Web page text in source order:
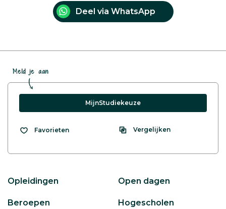
Deel via WhatsApp
Meld je aan
MijnStudiekeuze
Favorieten Vergelijken
Opleidingen Open dagen
Beroepen Hogescholen